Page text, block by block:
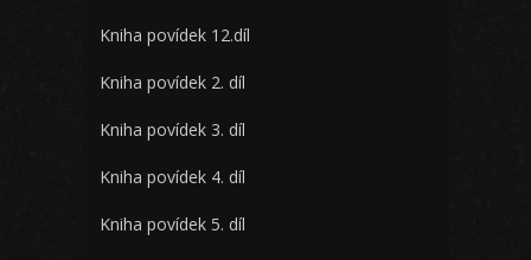
Kniha povídek 12.díl
Kniha povídek 2. díl
Kniha povídek 3. díl
Kniha povídek 4. díl
Kniha povídek 5. díl